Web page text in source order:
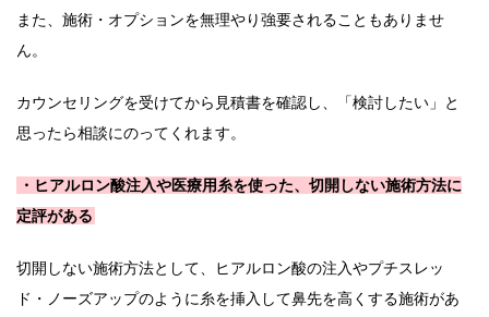
また、施術・オプションを無理やり強要されることもありませ
ん。
カウンセリングを受けてから見積書を確認し、「検討したい」と
思ったら相談にのってくれます。
・ヒアルロン酸注入や医療用糸を使った、切開しない施術方法に
定評がある
切開しない施術方法として、ヒアルロン酸の注入やプチスレッ
ド・ノーズアップのように糸を挿入して鼻先を高くする施術があ